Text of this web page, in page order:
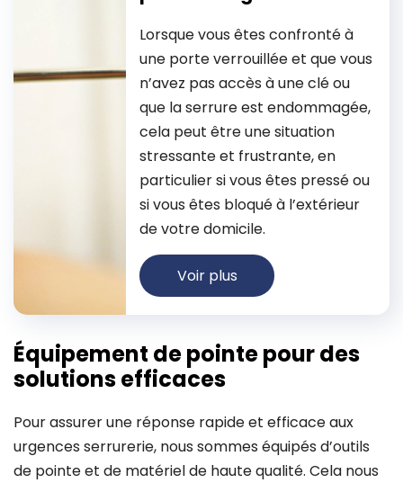
Lorsque vous êtes confronté à
une porte verrouillée et que vous
n’avez pas accès à une clé ou
que la serrure est endommagée,
cela peut être une situation
stressante et frustrante, en
particulier si vous êtes pressé ou
si vous êtes bloqué à l’extérieur
de votre domicile.
Voir plus
Équipement de pointe pour des
solutions efficaces
Pour assurer une réponse rapide et efficace aux
urgences serrurerie, nous sommes équipés d’outils
de pointe et de matériel de haute qualité. Cela nous